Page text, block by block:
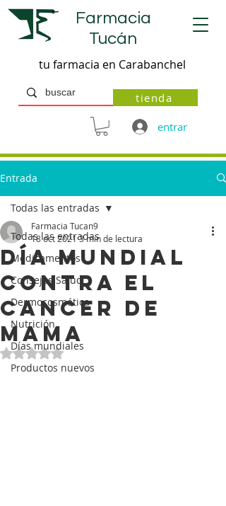
entrar
Farmacia
Tucán
tu farmacia en Carabanchel
tienda
Entrada
Todas las entradas
Medicamentos
Consejos Salud
Dermocosmética
Nutrición
Días mundiales
Productos nuevos
Todas las entradas
Día mundial
contra el
cancer de
mama
Farmacia Tucan9
18 oct 20213 min de lectura
Obtuvo NaN de 5 estrellas.